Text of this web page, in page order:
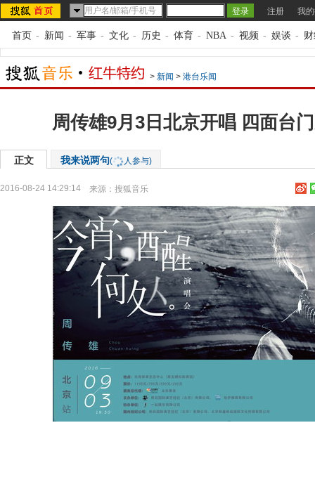
注册 我
首页 - 新闻 - 军事 - 文化 - 历史 - 体育 - NBA - 视频 - 娱谈 -
> 新闻 > 港台乐闻
周传雄9月3日北京开唱 四面台
正文 我来说两句( 人参与)
2016-08-24 14:29:14 来源： 搜狐音乐